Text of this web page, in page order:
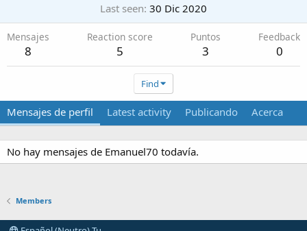
Last seen 30 Dic 2020
Mensajes
8
Reaction score
5
Puntos
3
Feedback
0
Find
Mensajes de perfil Latest activity Publicando Acerca
No hay mensajes de Emanuel70 todavía.
Members